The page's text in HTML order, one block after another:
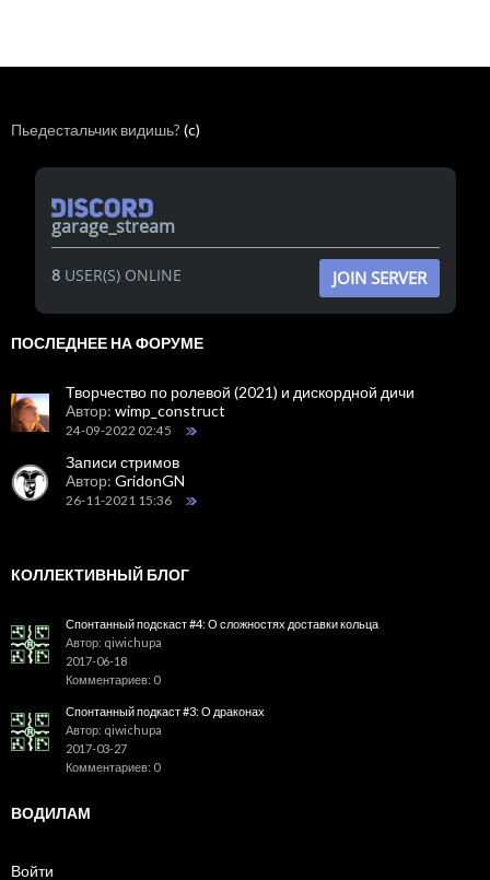
Пьедестальчик видишь? (c)
garage_stream
8USER(S) ONLINE JOIN SERVER
ПОСЛЕДНЕЕ НА ФОРУМЕ
Творчество по ролевой (2021) и дискордной дичи
Автор: wimp_construct
24-09-2022 02:45
Записи стримов
Автор: GridonGN
26-11-2021 15:36
КОЛЛЕКТИВНЫЙ БЛОГ
Спонтанный подскаст #4: О сложностях доставки кольца
Автор: qiwichupa
2017-06-18
Комментариев: 0
Спонтанный подкаст #3: О драконах
Автор: qiwichupa
2017-03-27
Комментариев: 0
ВОДИЛАМ
Войти